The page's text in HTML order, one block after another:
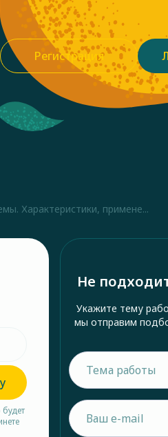
Регистрация
Характеристики, примене...
Не
Укажите тему
мы отправим